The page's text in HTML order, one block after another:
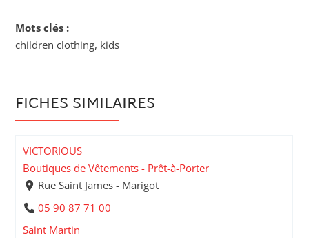
Mots clés :
children clothing, kids
FICHES SIMILAIRES
VICTORIOUS
Boutiques de Vêtements - Prêt-à-Porter
Rue Saint James - Marigot
05 90 87 71 00
Saint Martin